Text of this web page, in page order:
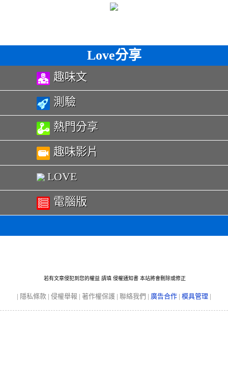
Love分享
趣味文
測驗
熱門分享
趣味影片
LOVE
電腦版
若有文章侵犯到您的權益 請瑱 侵權通知書 本站將會刪除或修正
| 隱私條款 | 侵權舉報 | 著作權保護 | 聯絡我們 | 廣告合作 | 模具管理 |